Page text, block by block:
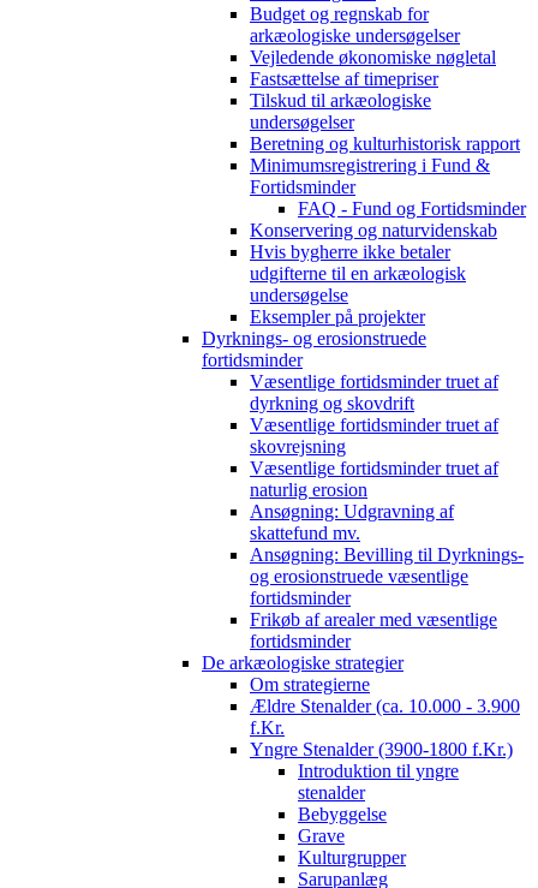
Budget og regnskab for
arkæologiske undersøgelser
Vejledende økonomiske nøgletal
Fastsættelse af timepriser
Tilskud til arkæologiske
undersøgelser
Beretning og kulturhistorisk rapport
Minimumsregistrering i Fund &
Fortidsminder
FAQ - Fund og Fortidsminder
Konservering og naturvidenskab
Hvis bygherre ikke betaler
udgifterne til en arkæologisk
undersøgelse
Eksempler på projekter
Dyrknings- og erosionstruede
fortidsminder
Væsentlige fortidsminder truet af
dyrkning og skovdrift
Væsentlige fortidsminder truet af
skovrejsning
Væsentlige fortidsminder truet af
naturlig erosion
Ansøgning: Udgravning af
skattefund mv.
Ansøgning: Bevilling til Dyrknings-
og erosionstruede væsentlige
fortidsminder
Frikøb af arealer med væsentlige
fortidsminder
De arkæologiske strategier
Om strategierne
Ældre Stenalder (ca. 10.000 - 3.900
f.Kr.
Yngre Stenalder (3900-1800 f.Kr.)
Introduktion til yngre
stenalder
Bebyggelse
Grave
Kulturgrupper
Sarupanlæg